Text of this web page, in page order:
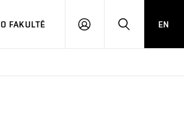
O FAKULTĚ
PŘIHLÁSITHLEDAT
EN